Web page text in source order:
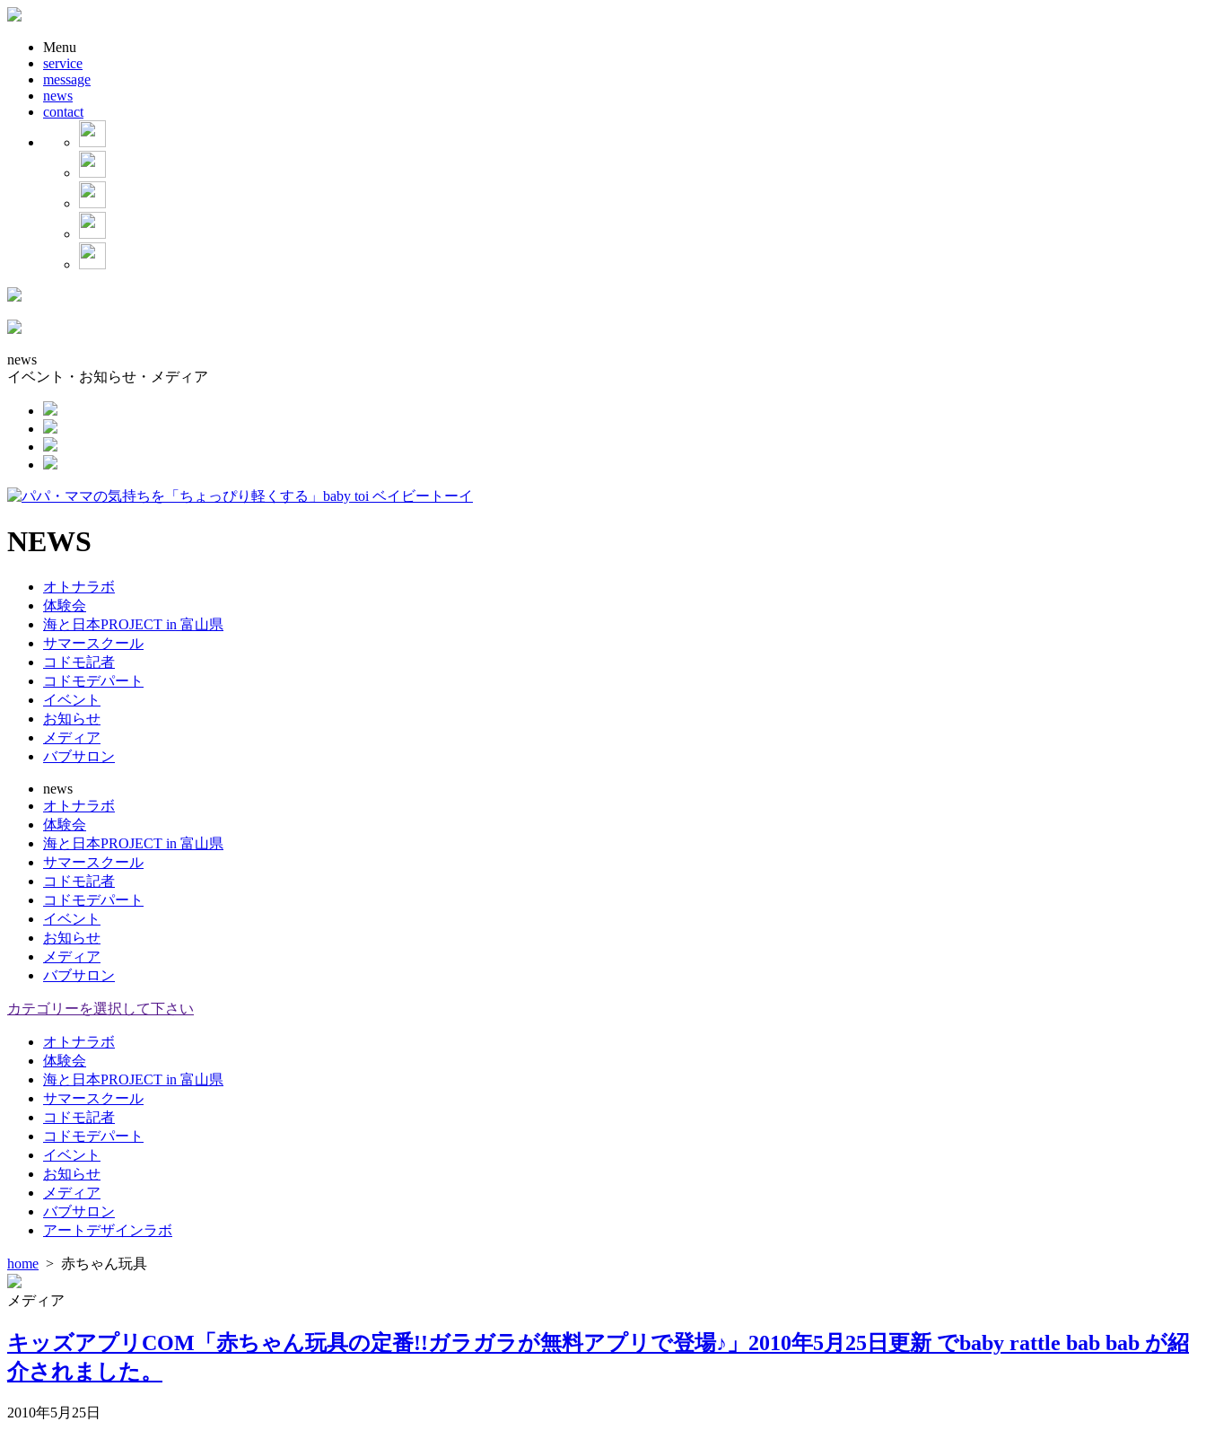
Menu
service
message
news
contact
news
イベント・お知らせ・メディア
NEWS
オトナラボ
体験会
海と日本PROJECT in 富山県
サマースクール
コドモ記者
コドモデパート
イベント
お知らせ
メディア
バブサロン
news
オトナラボ
体験会
海と日本PROJECT in 富山県
サマースクール
コドモ記者
コドモデパート
イベント
お知らせ
メディア
バブサロン
カテゴリーを選択して下さい
オトナラボ
体験会
海と日本PROJECT in 富山県
サマースクール
コドモ記者
コドモデパート
イベント
お知らせ
メディア
バブサロン
アートデザインラボ
home > 赤ちゃん玩具
メディア
キッズアプリCOM「赤ちゃん玩具の定番!!ガラガラが無料アプリで登場♪」2010年5月25日更新 でbaby rattle bab bab が紹
介されました。
2010年5月25日